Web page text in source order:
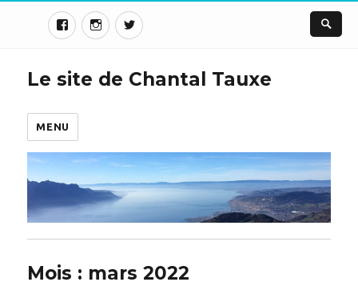
Le site de Chantal Tauxe
MENU
Mois : mars 2022